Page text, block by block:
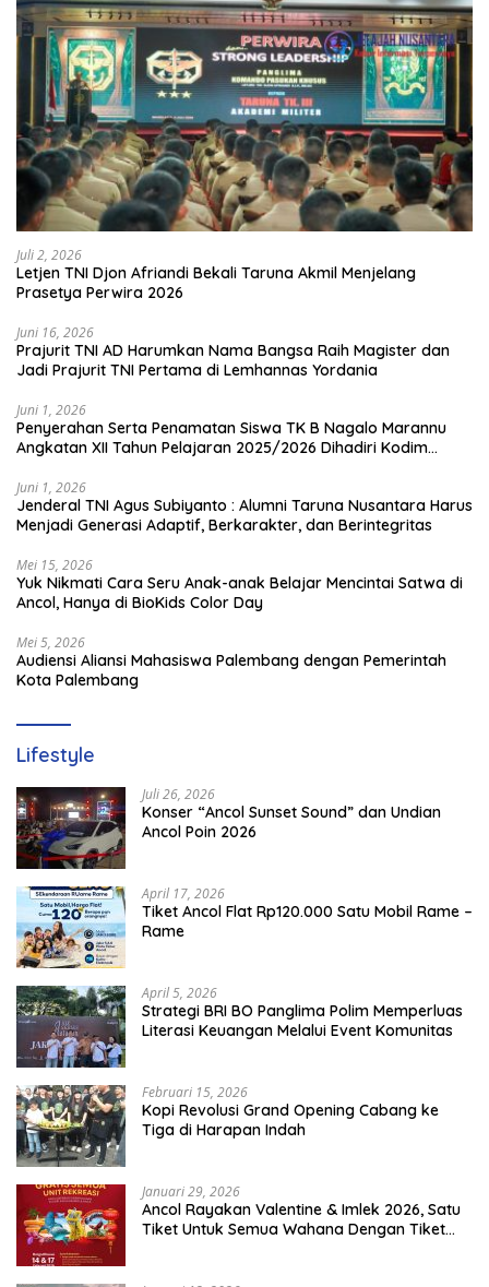
Juli 2, 2026
Letjen TNI Djon Afriandi Bekali Taruna Akmil Menjelang
Prasetya Perwira 2026
Juni 16, 2026
Prajurit TNI AD Harumkan Nama Bangsa Raih Magister dan
Jadi Prajurit TNI Pertama di Lemhannas Yordania
Juni 1, 2026
Penyerahan Serta Penamatan Siswa TK B Nagalo Marannu
Angkatan XII Tahun Pelajaran 2025/2026 Dihadiri Kodim
Juni 1, 2026
Jenderal TNI Agus Subiyanto : Alumni Taruna Nusantara Harus
Menjadi Generasi Adaptif, Berkarakter, dan Berintegritas
Mei 15, 2026
Yuk Nikmati Cara Seru Anak-anak Belajar Mencintai Satwa di
Ancol, Hanya di BioKids Color Day
Mei 5, 2026
Audiensi Aliansi Mahasiswa Palembang dengan Pemerintah
Kota Palembang
Lifestyle
Juli 26, 2026
Konser “Ancol Sunset Sound” dan Undian
Ancol Poin 2026
April 17, 2026
Tiket Ancol Flat Rp120.000 Satu Mobil Rame –
Rame
April 5, 2026
​Strategi BRI BO Panglima Polim Memperluas
Literasi Keuangan Melalui Event Komunitas
Februari 15, 2026
Kopi Revolusi Grand Opening Cabang ke
Tiga di Harapan Indah
Januari 29, 2026
Ancol Rayakan Valentine & Imlek 2026, Satu
Tiket Untuk Semua Wahana Dengan Tiket